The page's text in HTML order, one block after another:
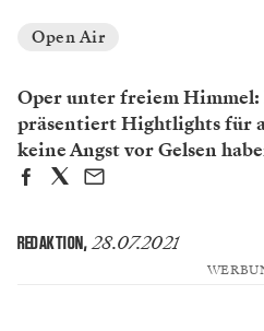
Open Air
Oper unter freiem
präsentiert Hightlights für
keine Angst vor Gelsen
REDAKTION, 28.07.2021